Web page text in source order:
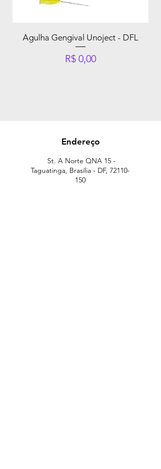
Agulha Gengival Unoject - DFL
Preço
R$ 0,00
Endereço
St. A Norte QNA 15 -
Taguatinga, Brasília - DF, 72110-
150